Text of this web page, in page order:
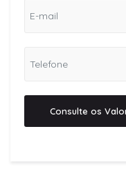
Consulte os